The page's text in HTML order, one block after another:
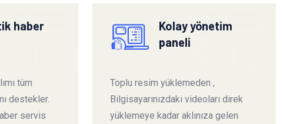
haber
tüm
destekler.
servis
Kolay yönetim
paneli
Toplu resim yüklemeden ,
Bilgisayarınızdaki videoları direk
yüklemeye kadar aklınıza gelen